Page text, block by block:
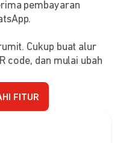
pembayaran
Cukup buat alur
code, dan mulai ubah
FITUR